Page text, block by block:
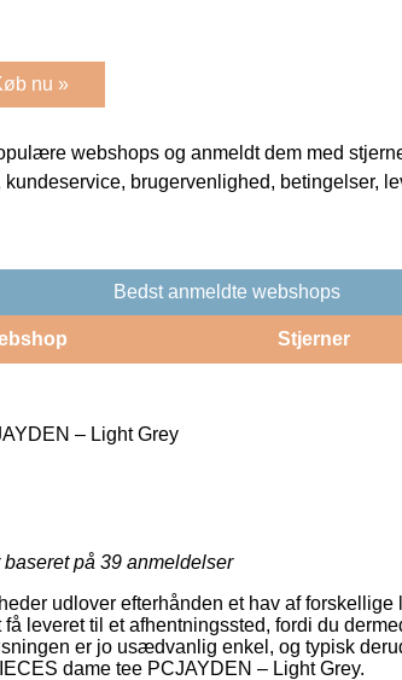
nu »
webshops og anmeldt dem med
brugervenlighed, betingelser,
Bedst anmeldte webshops
Stjerner
– Light Grey
på 39 anmeldelser
udlover efterhånden et hav af forskellige
leveret til et afhentningssted, fordi du
er jo usædvanlig enkel, og typisk
dame tee PCJAYDEN – Light Grey.